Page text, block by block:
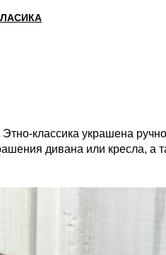
классика украшена
дивана или кресла, а